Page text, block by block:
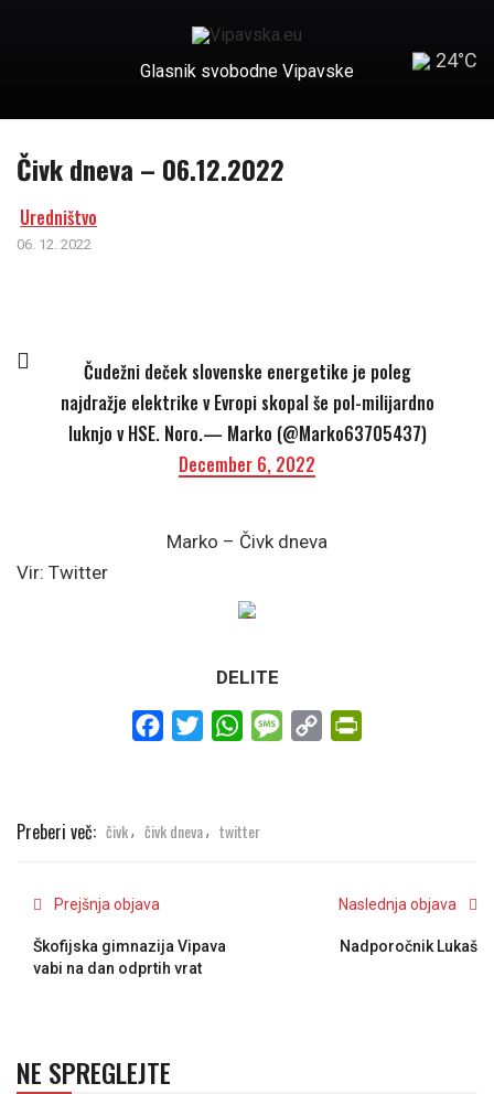
Glasnik svobodne Vipavske 24°C
Čivk dneva – 06.12.2022
Uredništvo
06. 12. 2022
Čudežni deček slovenske energetike je poleg
najdražje elektrike v Evropi skopal še pol-milijardno
luknjo v HSE. Noro.— Marko (@Marko63705437)
December 6, 2022
Marko – Čivk dneva
Vir: Twitter
DELITE
Facebook
TwitterWhatsAppMessage
Copy
Link
Preberi več: čivk, čivk dneva, twitter
Prejšnja objava
Škofijska gimnazija Vipava
vabi na dan odprtih vrat
Naslednja objava
Nadporočnik Lukaš
NE SPREGLEJTE